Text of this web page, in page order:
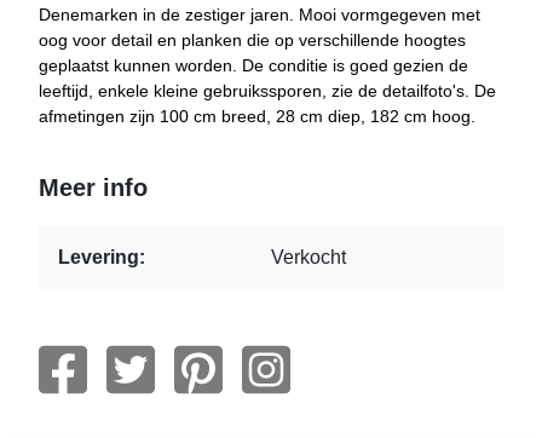
Denemarken in de zestiger jaren. Mooi vormgegeven met
oog voor detail en planken die op verschillende hoogtes
geplaatst kunnen worden. De conditie is goed gezien de
leeftijd, enkele kleine gebruikssporen, zie de detailfoto's. De
afmetingen zijn 100 cm breed, 28 cm diep, 182 cm hoog.
Meer info
Levering: Verkocht